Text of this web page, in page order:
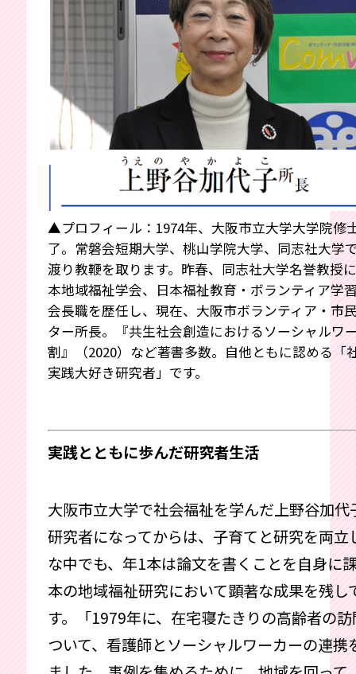
▲プロフィール：1974年、大阪市立大学大学院修
了。常磐会短期大学、桃山学院大学、同志社大学
渡り教鞭を取ります。昨春、同志社大学名誉教授
本地域福祉学会、日本福祉教育・ボランティア学
会長職を歴任し、現在、大阪市ボランティア・市
ター所長。『共生社会創造におけるソーシャルワ
割』（2020）など著書多数。自他ともに認める「
実践大好き研究者」です。
実践とともに歩んだ研究者生活
大阪市立大学で社会福祉を学んだ上野谷加代
研究者になってからは、子育てと研究を両立
な中でも、年1本は論文を書くことを自身に
本の地域福祉研究において顕著な成果を残し
す。「1979年に、在宅寝たきりの高齢者の
ついて、看護師とソーシャルワーカーの連携